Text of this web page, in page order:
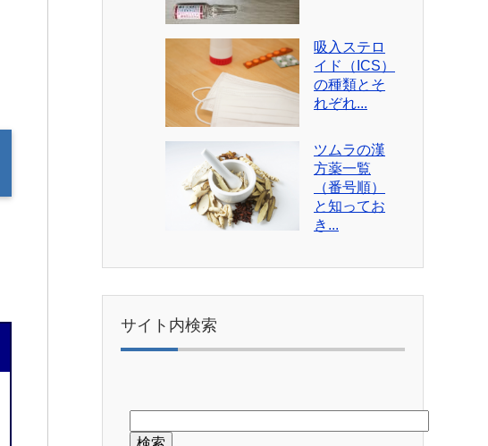
吸入ステロ
イド（ICS）
の種類とそ
れぞれ...
ツムラの漢
方薬一覧
（番号順）
と知ってお
き...
サイト内検索